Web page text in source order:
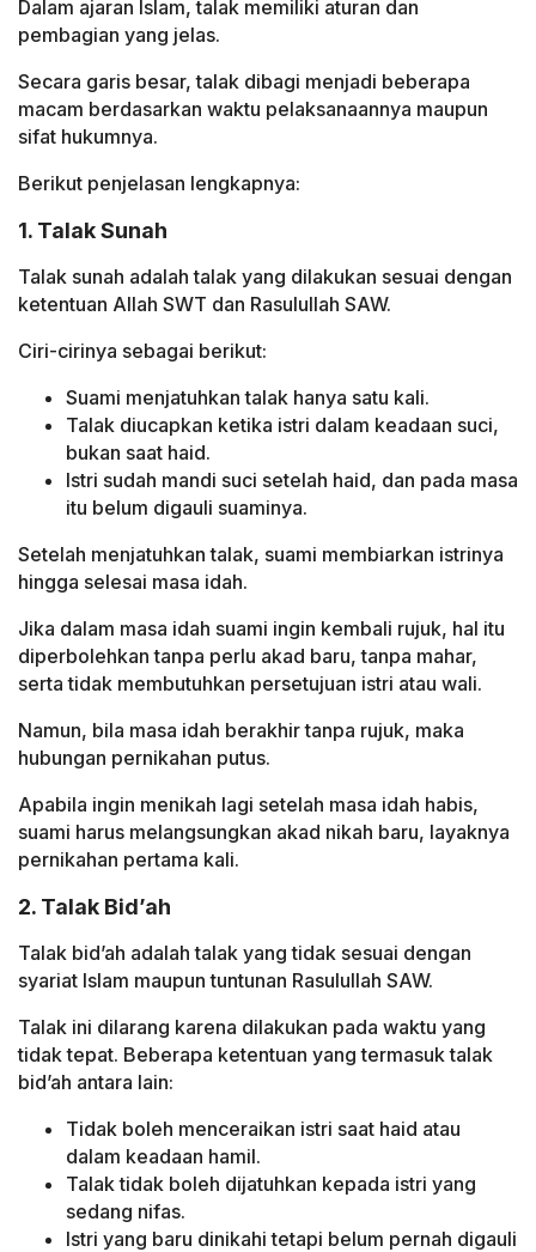
Dalam ajaran Islam, talak memiliki aturan dan
pembagian yang jelas.
Secara garis besar, talak dibagi menjadi beberapa
macam berdasarkan waktu pelaksanaannya maupun
sifat hukumnya.
Berikut penjelasan lengkapnya:
1. Talak Sunah
Talak sunah adalah talak yang dilakukan sesuai dengan
ketentuan Allah SWT dan Rasulullah SAW.
Ciri-cirinya sebagai berikut:
Suami menjatuhkan talak hanya satu kali.
Talak diucapkan ketika istri dalam keadaan suci,
bukan saat haid.
Istri sudah mandi suci setelah haid, dan pada masa
itu belum digauli suaminya.
Setelah menjatuhkan talak, suami membiarkan istrinya
hingga selesai masa idah.
Jika dalam masa idah suami ingin kembali rujuk, hal itu
diperbolehkan tanpa perlu akad baru, tanpa mahar,
serta tidak membutuhkan persetujuan istri atau wali.
Namun, bila masa idah berakhir tanpa rujuk, maka
hubungan pernikahan putus.
Apabila ingin menikah lagi setelah masa idah habis,
suami harus melangsungkan akad nikah baru, layaknya
pernikahan pertama kali.
2. Talak Bid’ah
Talak bid’ah adalah talak yang tidak sesuai dengan
syariat Islam maupun tuntunan Rasulullah SAW.
Talak ini dilarang karena dilakukan pada waktu yang
tidak tepat. Beberapa ketentuan yang termasuk talak
bid’ah antara lain:
Tidak boleh menceraikan istri saat haid atau
dalam keadaan hamil.
Talak tidak boleh dijatuhkan kepada istri yang
sedang nifas.
Istri yang baru dinikahi tetapi belum pernah digauli